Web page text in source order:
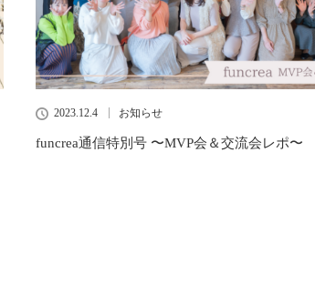
2023.12.4 お知らせ
funcrea通信特別号 〜MVP会＆交流会レポ〜